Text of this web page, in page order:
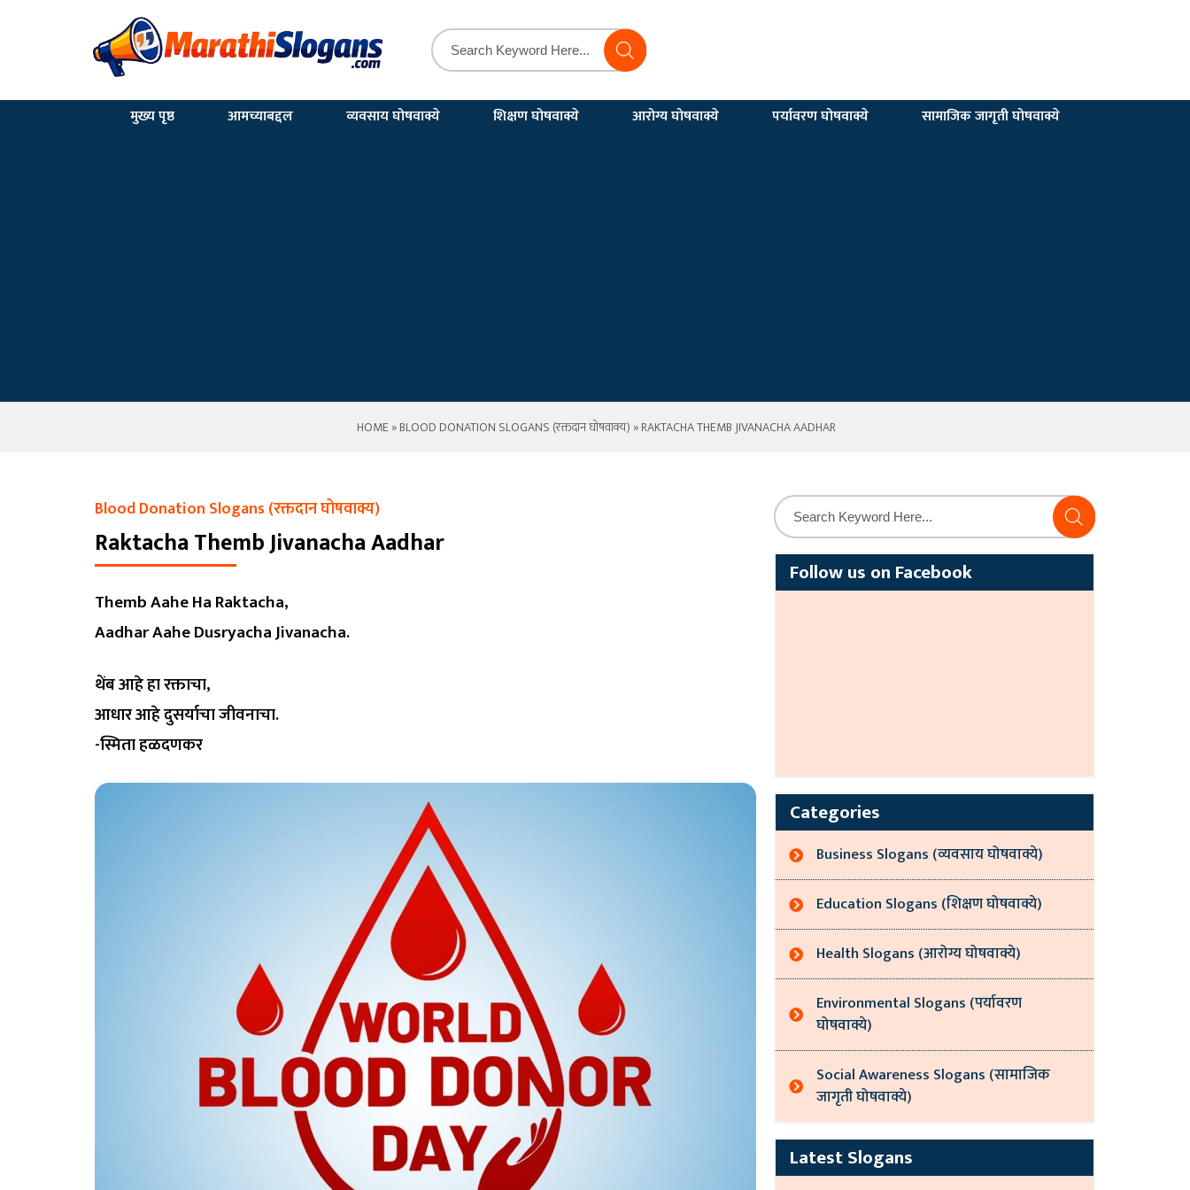
मुख्य पृष्ठ आमच्याबद्दल व्यवसाय घोषवाक्ये शिक्षण घोषवाक्ये आरोग्य घोषवाक्ये पर्यावरण घोषवाक्ये सामाजिक जागृती घोषवाक्ये
HOME»BLOOD DONATION SLOGANS (रक्तदान घोषवाक्य)» RAKTACHA THEMB JIVANACHA AADHAR
Blood Donation Slogans (रक्तदान घोषवाक्य)
Raktacha Themb Jivanacha Aadhar
Themb Aahe Ha Raktacha,
Aadhar Aahe Dusryacha Jivanacha.
थेंब आहे हा रक्ताचा,
आधार आहे दुसर्याचा जीवनाचा.
-स्मिता हळदणकर
Follow us on Facebook
Categories
Business Slogans (व्यवसाय घोषवाक्ये)
Education Slogans (शिक्षण घोषवाक्ये)
Health Slogans (आरोग्य घोषवाक्ये)
Environmental Slogans (पर्यावरण
घोषवाक्ये)
Social Awareness Slogans (सामाजिक
जागृती घोषवाक्ये)
Latest Slogans